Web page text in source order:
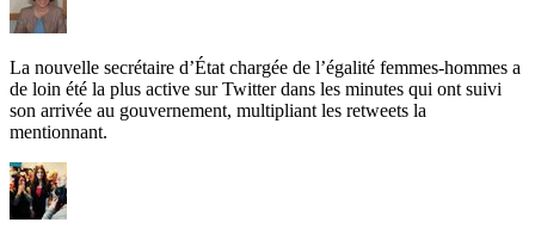
La nouvelle secrétaire d’État chargée de l’égalité femmes-hommes a
de loin été la plus active sur Twitter dans les minutes qui ont suivi
son arrivée au gouvernement, multipliant les retweets la
mentionnant.